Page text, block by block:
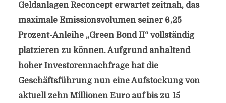
Geldanlagen Reconcept erwartet zeitnah, das
maximale Emissionsvolumen seiner 6,25
Prozent-Anleihe „Green Bond II“ vollständig
platzieren zu können. Aufgrund anhaltend
hoher Investorennachfrage hat die
Geschäftsführung nun eine Aufstockung von
aktuell zehn Millionen Euro auf bis zu 15